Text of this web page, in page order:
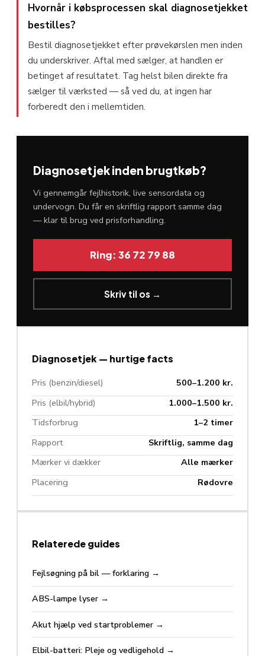
Hvornår i købsprocessen skal diagnosetjekket
bestilles?
Bestil diagnosetjekket efter prøvekørslen men inden
du underskriver. Aftal med sælger, at handlen er
betinget af resultatet. Tag helst bilen direkte fra
sælger til værksted — så ved du, at ingen har
forberedt den i mellemtiden.
Diagnosetjek inden brugtkøb?
Vi gennemgår fejlhistorik, live sensordata og
undervogn. Du får en skriftlig rapport samme dag
— klar til brug ved prisforhandling.
Ring: 36 72 79 88
Skriv til os →
Diagnosetjek — hurtige facts
Pris (benzin/diesel)
500–1.200 kr.
Pris (elbil/hybrid)
1.000–1.500 kr.
Tidsforbrug
1–2 timer
Rapport
Skriftlig, samme dag
Mærker vi dækker
Alle mærker
Placering
Rødovre
Relaterede guides
Fejlsøgning på bil — forklaring →
ABS-lampe lyser →
Akut hjælp ved startproblemer →
Elbil-batteri: Pleje og vedligehold →